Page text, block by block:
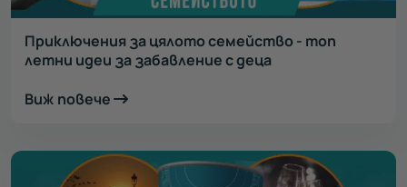
Приключения за цялото семейство - топ
летни идеи за забавление с деца
Виж повече